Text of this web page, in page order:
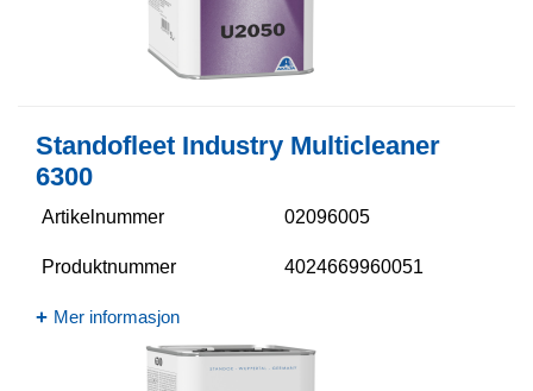
Standofleet Industry Multicleaner
6300​
Artikelnummer 02096005
Produktnummer 4024669960051
Mer informasjon